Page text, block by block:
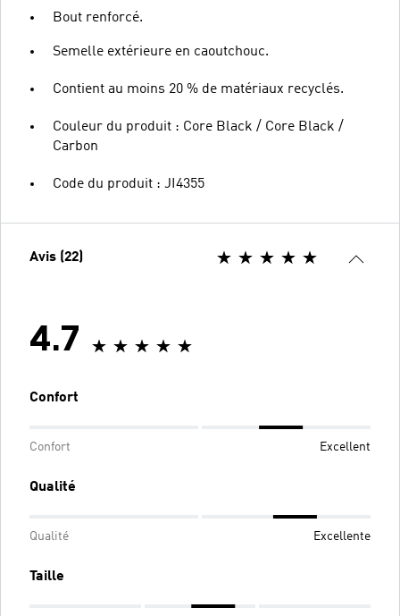
Bout renforcé.
Semelle extérieure en caoutchouc.
Contient au moins 20 % de matériaux recyclés.
Couleur du produit : Core Black / Core Black /
Carbon
Code du produit : JI4355
Avis (22)
4.7
Confort
Confort Excellent
Qualité
Qualité Excellente
Taille